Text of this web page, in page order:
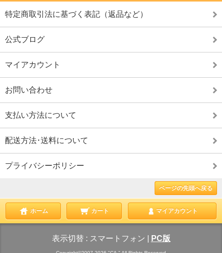
特定商取引法に基づく表記（返品など）
公式ブログ
マイアカウント
お問い合わせ
支払い方法について
配送方法･送料について
プライバシーポリシー
ページの先頭へ戻る
ホーム カート マイアカウント
表示切替 : スマートフォン PC版